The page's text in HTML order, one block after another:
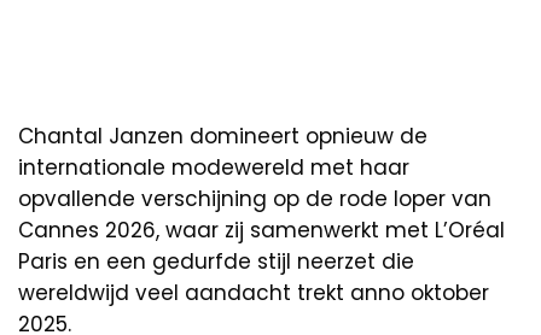
Chantal Janzen domineert opnieuw de
internationale modewereld met haar
opvallende verschijning op de rode loper van
Cannes 2026, waar zij samenwerkt met L’Oréal
Paris en een gedurfde stijl neerzet die
wereldwijd veel aandacht trekt anno oktober
2025.